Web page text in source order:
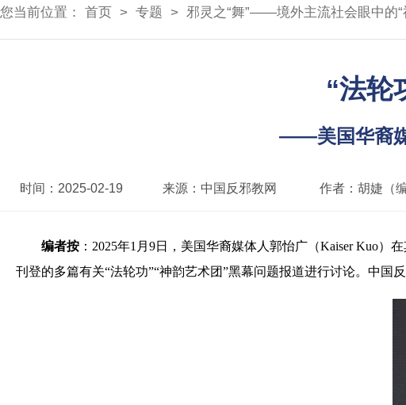
您当前位置： 首页 > 专题 > 邪灵之“舞”——境外主流社会眼中的“
“法轮
——美国华裔媒
时间： 2025-02-19 来源： 中国反邪教网 作者： 胡婕（
编者按 ：2025年1月9日，美国华裔媒体人郭怡广（Kaiser Kuo）
刊登的多篇有关“法轮功”“神韵艺术团”黑幕问题报道进行讨论。中国